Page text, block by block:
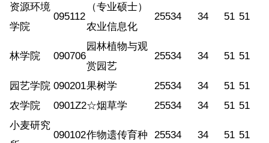
资源环境
学院
095112
（专业硕士）
农业信息化
25534 34 51 51
林学院 090706
园林植物与观
赏园艺
25534 34 51 51
园艺学院 090201果树学 25534 34 51 51
农学院
0901Z2☆烟草学 25534 34 51 51
小麦研究
090102作物遗传育种 25534 34 51 51